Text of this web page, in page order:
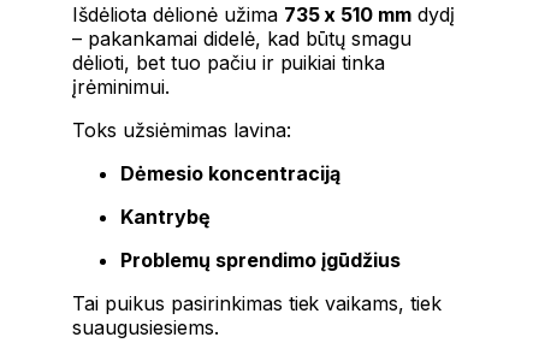
Išdėliota dėlionė užima 735 x 510 mm dydį
– pakankamai didelė, kad būtųsmagu
dėlioti, bet tuo pačiu ir puikiaitinka
įrėminimui.
Toks užsiėmimas lavina:
Dėmesio koncentraciją
Kantrybę
Problemų sprendimo įgūdžius
Tai puikus pasirinkimas tiekvaikams,tiek
suaugusiesiems.